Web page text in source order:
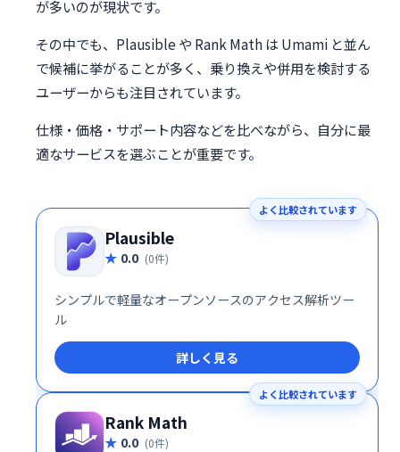
が多いのが現状です。
その中でも、Plausible や Rank Math は Umami と並ん
で候補に挙がることが多く、乗り換えや併用を検討する
ユーザーからも注目されています。
仕様・価格・サポート内容などを比べながら、自分に最
適なサービスを選ぶことが重要です。
よく比較されています
Plausible
0.0 (0件)
シンプルで軽量なオープンソースのアクセス解析ツー
ル
詳しく見る
よく比較されています
Rank Math
0.0 (0件)